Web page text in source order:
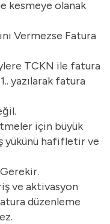
kesmeye olanak
Vermezse Fatura
TCKN ile fatura
yazılarak fatura
için büyük
yükünü hafifletir ve
ve aktivasyon
düzenleme